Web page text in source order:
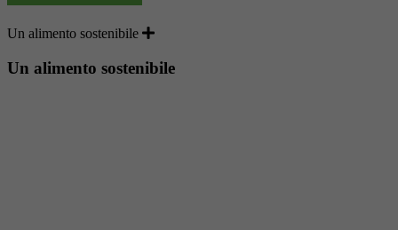
Un alimento sostenibile
Un alimento sostenibile